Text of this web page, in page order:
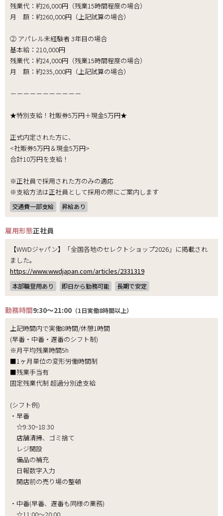
残業代：約26,000円（残業15時間程度の場合）
月 額：約260,000円（上記試算の場合）
② アパレル未経験者 3年目の場合
基本給：210,000円
残業代：約24,000円（残業15時間程度の場合）
月 額：約235,000円（上記試算の場合）
－－－－－－－－－－－
★特別支給！社販券5万円＋現金5万円★
正式内定された方に、
<社販券5万円＆現金5万円>
合計10万円を支給！
※正社員で採用された方のみの適応
※支給方法は正社員として採用の際にご案内します
交通費一部支給 昇給あり
雇用形態正社員
【WWDジャパン】「全国各地のセレクトショップ2026」に掲載され
ました。
https://www.wwdjapan.com/articles/2331319
本部職登用あり 即日から勤務可能 長期で安定
勤務時間9:30～21:00 （1日実働8時間以上）
上記時間内で実働8時間/休憩1時間
(早番・中番・遅番のシフト制)
※月平均残業時間5h
■1ヶ月単位の変形労働時間制
■残業手当有
固定残業代制 超過分別途支給
(シフト例)
・早番
☆9:30~18:30
店舗清掃、ゴミ捨て
レジ開設
備品の補充
日報数字入力
開店前の売り場の整頓
・中番(早番、遅番も同様の業務)